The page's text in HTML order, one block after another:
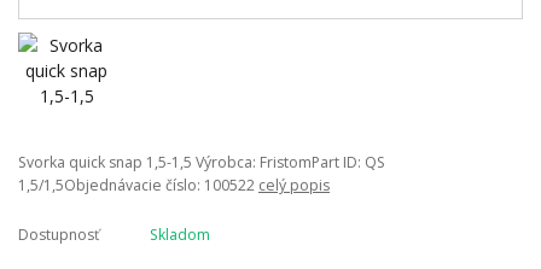
Svorka quick snap 1,5-1,5 Výrobca: FristomPart ID: QS
1,5/1,5Objednávacie číslo: 100522 celý popis
Dostupnosť Skladom